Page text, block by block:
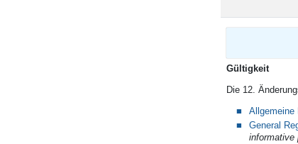
Die 12.
Allgemeine
General
informative